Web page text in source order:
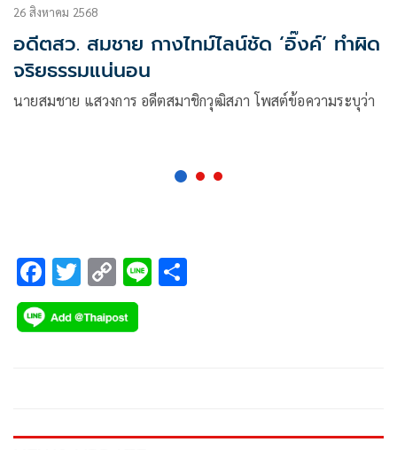
26 สิงหาคม 2568
อดีตสว. สมชาย กางไทม์ไลน์ชัด ‘อิ๊งค์’ ทำผิด
จริยธรรมแน่นอน
นายสมชาย แสวงการ อดีตสมาชิกวุฒิสภา โพสต์ข้อความระบุว่า
F
ac
e
k
T
wi
tt
C
o
p
k
Li